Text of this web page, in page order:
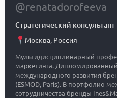
@renatadorofeeva
Стратегический консультант
Москва, Россия
Мультидисциплинарный
маркетинга.
международного развития
(ESMOD, Paris). В портфолио
сотрудничества бренды